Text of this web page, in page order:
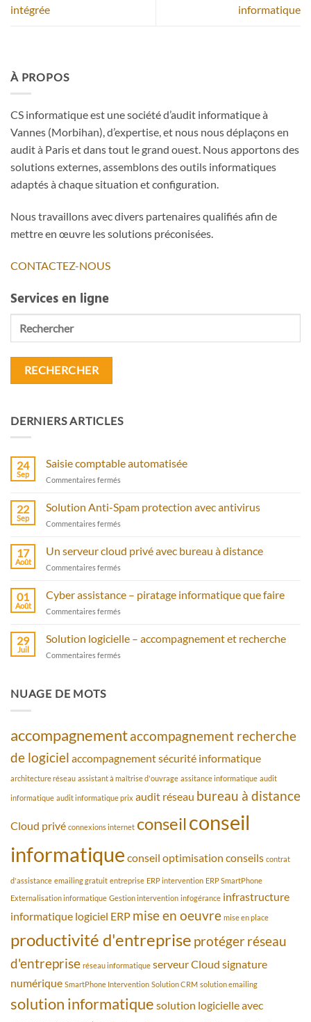
intégrée informatique
À PROPOS
CS informatique est une société d’audit informatique à
Vannes (Morbihan), d’expertise, et nous nous déplaçons en
audit à Paris et dans tout le grand ouest. Nous apportons des
solutions externes, assemblons des outils informatiques
adaptés à chaque situation et configuration.
Nous travaillons avec divers partenaires qualifiés afin de
mettre en œuvre les solutions préconisées.
CONTACTEZ-NOUS
Services en ligne
Rechercher
DERNIERS ARTICLES
24
Sep
Saisie comptable automatisée
Commentaires fermés
automatisée
22
Sep
Solution Anti-Spam protection avec antivirus
Commentaires fermés
Anti-
Spam
protection
antivirus
17
Août
Un serveur cloud privé avec bureau à distance
Commentaires fermés
serveur
cloud
privé
bureau
01
Août
Cyber assistance – piratage informatique que faire
Commentaires fermés
assistance
piratage
29
Juil
Solution logicielle – accompagnement et recherche
Commentaires fermés
NUAGE DE MOTS
accompagnementaccompagnement recherche
de logiciel accompagnement sécurité informatique
architecture réseau assistant à maîtrise d'ouvrage assitance informatique audit
informatique audit informatique prix audit réseau bureau à distance
Cloud privé connexions internet conseilconseil
informatique conseil optimisation conseils contrat
d'assistance emailing gratuit entreprise ERP intervention ERP SmartPhone
Externalisation informatique Gestion intervention infogérance infrastructure
informatique logiciel ERP mise en oeuvre mise en place
productivité d'entreprise protégerréseau
d'entreprise réseau informatique serveur Cloud signature
numérique SmartPhone Intervention Solution CRM solution emailing
solution informatique solution logicielle avec